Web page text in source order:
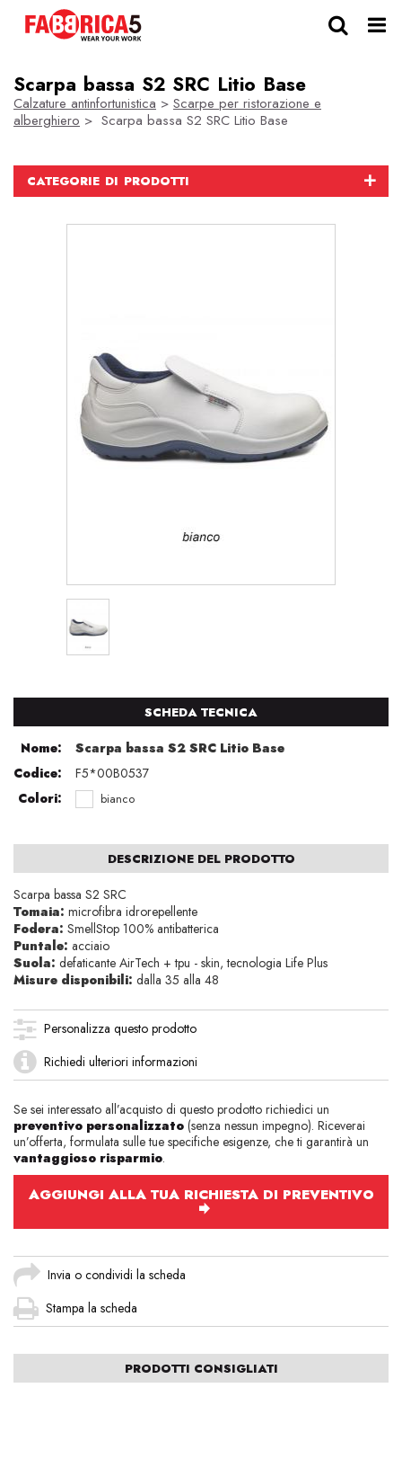
Scarpa bassa S2 SRC Litio Base
Calzature antinfortunistica > Scarpe per ristorazione e
alberghiero > Scarpa bassa S2 SRC Litio Base
CATEGORIE DI PRODOTTI
SCHEDA TECNICA
Nome:
Scarpa bassa S2 SRC Litio Base
Codice:
F5*00B0537
Colori:
bianco
DESCRIZIONE DEL PRODOTTO
Scarpa bassa S2 SRC
Tomaia: microfibra idrorepellente
Fodera: SmellStop 100% antibatterica
Puntale: acciaio
Suola: defaticante AirTech + tpu - skin, tecnologia Life Plus
Misure disponibili: dalla 35 alla 48
Personalizza questo prodotto
Richiedi ulteriori informazioni
Se sei interessato all’acquisto di questo prodotto richiedici un
preventivo personalizzato (senza nessun impegno). Riceverai
un’offerta, formulata sulle tue specifiche esigenze, che ti garantirà un
vantaggioso risparmio.
AGGIUNGI ALLA TUA RICHIESTA DI PREVENTIVO
Invia o condividi la scheda
Stampa la scheda
PRODOTTI CONSIGLIATI